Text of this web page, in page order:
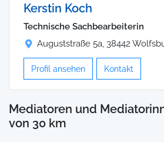
Kerstin Koch
Technische Sachbearbeiterin
Auguststraße 5a, 38442
Profil ansehen Kontakt
Mediatoren und
von 30 km